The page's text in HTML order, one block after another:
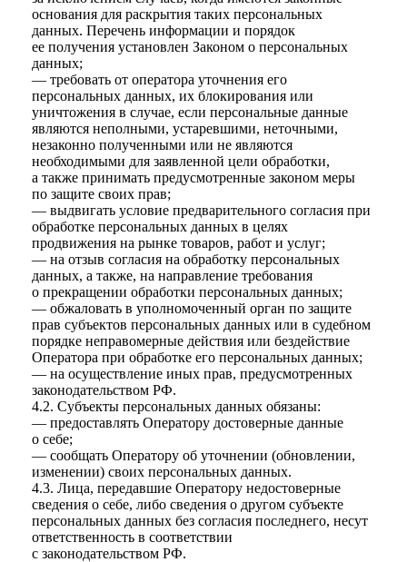
основания для раскрытия таких персональных
данных. Перечень информации и порядок
ее получения установлен Законом о персональных
данных;
— требовать от оператора уточнения его
персональных данных, их блокирования или
уничтожения в случае, если персональные данные
являются неполными, устаревшими, неточными,
незаконно полученными или не являются
необходимыми для заявленной цели обработки,
а также принимать предусмотренные законом меры
по защите своих прав;
— выдвигать условие предварительного согласия при
обработке персональных данных в целях
продвижения на рынке товаров, работ и услуг;
— на отзыв согласия на обработку персональных
данных, а также, на направление требования
о прекращении обработки персональных данных;
— обжаловать в уполномоченный орган по защите
прав субъектов персональных данных или в судебном
порядке неправомерные действия или бездействие
Оператора при обработке его персональных данных;
— на осуществление иных прав, предусмотренных
законодательством РФ.
4.2. Субъекты персональных данных обязаны:
— предоставлять Оператору достоверные данные
о себе;
— сообщать Оператору об уточнении (обновлении,
изменении) своих персональных данных.
4.3. Лица, передавшие Оператору недостоверные
сведения о себе, либо сведения о другом субъекте
персональных данных без согласия последнего, несут
ответственность в соответствии
с законодательством РФ.